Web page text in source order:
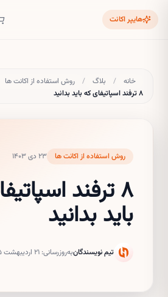
هایپر اکانت
خانه / بلاگ / روش استفاده از اکانت ها
۸ ترفند اسپاتیفای که باید بدانید
روش استفاده از اکانت ها ۲۳ دی ۱۴۰۳
۸ ترفند
باید بدانید
تیم نویسندگانبه‌روزرسانی: ۲۱ اردیبهشت ۱۴۰۵